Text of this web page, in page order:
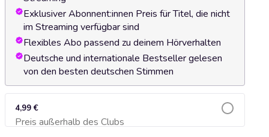
Exklusiver Abonnent:innen Preis für Titel, die nicht
im Streaming verfügbar sind
Flexibles Abo passend zu deinem Hörverhalten
Deutsche und internationale Bestseller gelesen
von den besten deutschen Stimmen
4,99 €
Preis außerhalb des ClubsZum Warenkorb hinzufügen